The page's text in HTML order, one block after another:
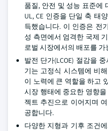
품질, 안전 및 성능 표준에
UL, CE 인증을 단일 축 태
득했습니다. 이 인증은 전
성 측면에서 엄격한 국제
로벌 시장에서의 배포를
발전 단가(LCOE) 절감을
기는 고정식 시스템에 비
이 노력에 큰 역할을 하고
시장 행태에 중요한 영향
젝트 추진으로 이어지며
공합니다.
다양한 지형과 기후 조건